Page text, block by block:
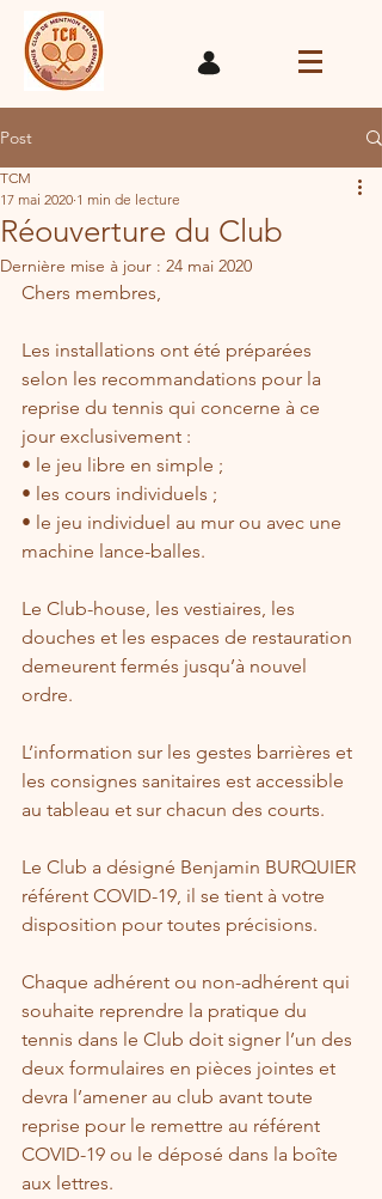
Post
Réouverture du Club
TCM
17 mai 2020 1 min de lecture
Dernière mise à jour : 24 mai 2020
Chers membres,
Les installations ont été préparées
selon les recommandations pour la
reprise du tennis qui concerne à ce
jour exclusivement :
• le jeu libre en simple ;
• les cours individuels ;
• le jeu individuel au mur ou avec une
machine lance-balles.
Le Club-house, les vestiaires, les
douches et les espaces de restauration
demeurent fermés jusqu’à nouvel
ordre.
L’information sur les gestes barrières et
les consignes sanitaires est accessible
au tableau et sur chacun des courts.
Le Club a désigné Benjamin BURQUIER
référent COVID-19, il se tient à votre
disposition pour toutes précisions.
Chaque adhérent ou non-adhérent qui
souhaite reprendre la pratique du
tennis dans le Club doit signer l’un des
deux formulaires en pièces jointes et
devra l’amener au club avant toute
reprise pour le remettre au référent
COVID-19 ou le déposé dans la boîte
aux lettres.